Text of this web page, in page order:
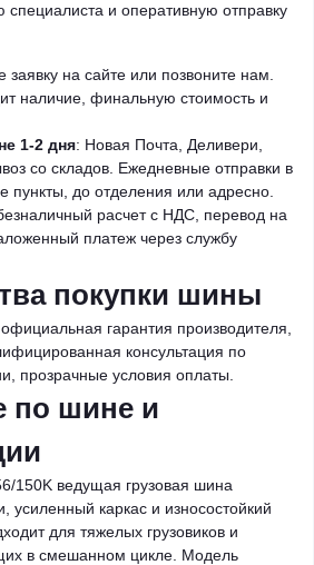
специалиста и оперативную отправку
заявку на сайте или позвоните нам.
наличие, финальную стоимость и
1-2 дня: Новая Почта, Деливери,
со складов. Ежедневные отправки в
пункты, до отделения или адресно.
расчет с НДС, перевод на
платеж через службу
покупки шины
гарантия производителя,
консультация по
прозрачные условия оплаты.
по шине и
150K ведущая грузовая шина
усиленный каркас и износостойкий
для тяжелых грузовиков и
в смешанном цикле. Модель